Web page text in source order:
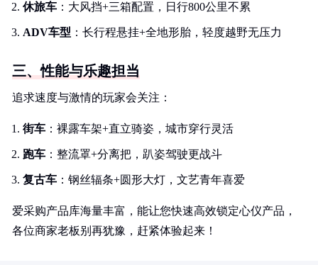
休旅车 ：大风挡+三箱配置，日行800公里不累
ADV车型 ：长行程悬挂+全地形胎，轻度越野无压力
三、性能与乐趣担当
追求速度与激情的玩家会关注：
街车 ：裸露车架+直立骑姿，城市穿行灵活
跑车 ：整流罩+分离把，趴姿驾驶更战斗
复古车 ：钢丝辐条+圆形大灯，文艺青年喜爱
爱采购产品库海量丰富，能让您快速高效锁定心仪产品，
各位商家老板别再犹豫，赶紧体验起来！